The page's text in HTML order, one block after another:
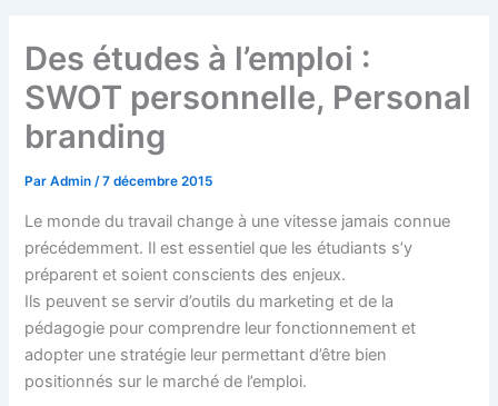
Des études à l’emploi :
SWOT personnelle, Personal
branding
ParAdmin/7 décembre 2015
Le monde du travail change à une vitesse jamais connue
précédemment. Il est essentiel que les étudiants s’y
préparent et soient conscients des enjeux.
Ils peuvent se servir d’outils du marketing et de la
pédagogie pour comprendre leur fonctionnement et
adopter une stratégie leur permettant d’être bien
positionnés sur le marché de l’emploi.